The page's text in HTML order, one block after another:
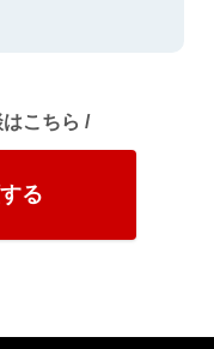
こちら /
る